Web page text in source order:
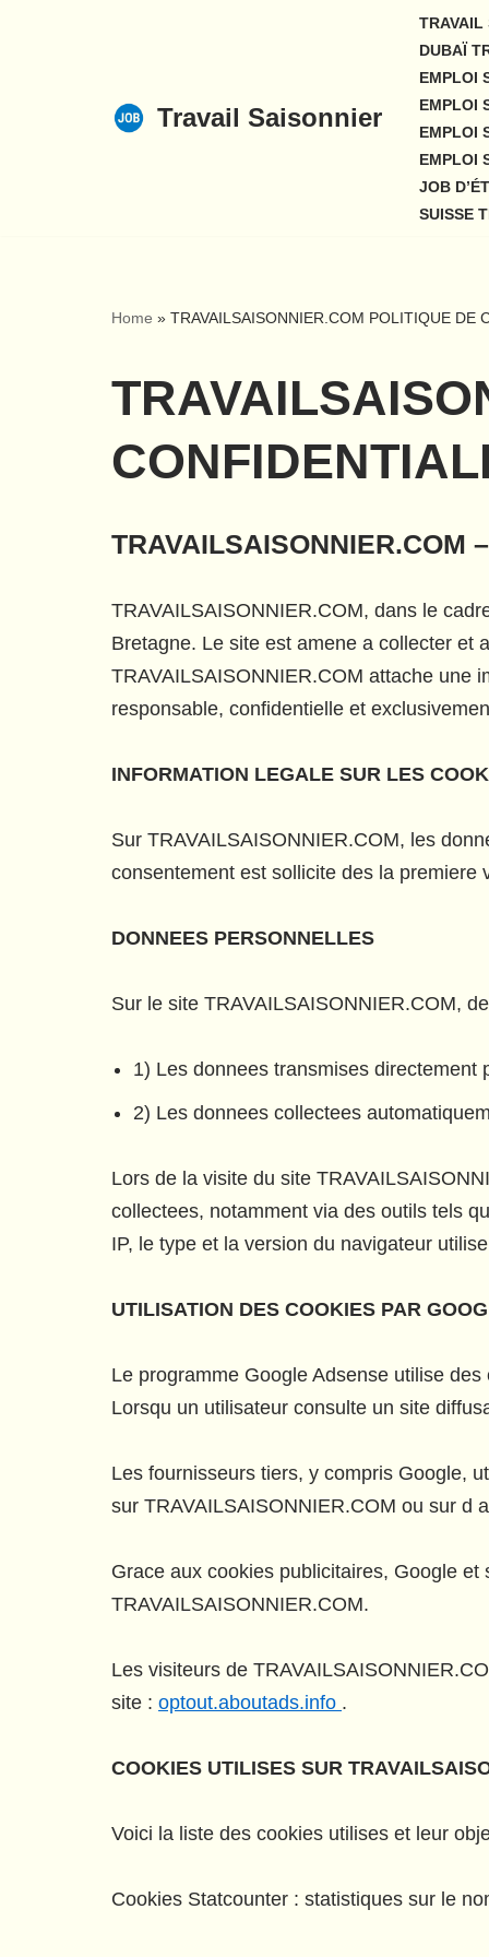
Travail Saisonnier
TRAVAIL
DUBAÏ
EMPLOI
EMPLOI
EMPLOI
EMPLOI
JOB
SUISSE
Home » TRAVAILSAISONNIER.COM POLITIQUE DE
TRAVAILSAISONNIER.COM
TRAVAILSAISONNIER.COM, dans le
Bretagne. Le site est amene a collecter
TRAVAILSAISONNIER.COM attache une
responsable, confidentielle et
INFORMATION LEGALE SUR LES
Sur TRAVAILSAISONNIER.COM, les
consentement est sollicite des la
DONNEES PERSONNELLES
Sur le site TRAVAILSAISONNIER.COM,
1) Les donnees transmises directement
2) Les donnees collectees
Lors de la visite du site
collectees, notamment via des outils tels
IP, le type et la version du navigateur
UTILISATION DES COOKIES PAR
Le programme Google Adsense utilise
Lorsqu un utilisateur consulte un site
Les fournisseurs tiers, y compris Google,
sur TRAVAILSAISONNIER.COM ou sur d
Grace aux cookies publicitaires, Google
TRAVAILSAISONNIER.COM.
Les visiteurs de
site : optout.aboutads.info .
COOKIES UTILISES SUR
Voici la liste des cookies utilises et leur
Cookies Statcounter : statistiques sur le